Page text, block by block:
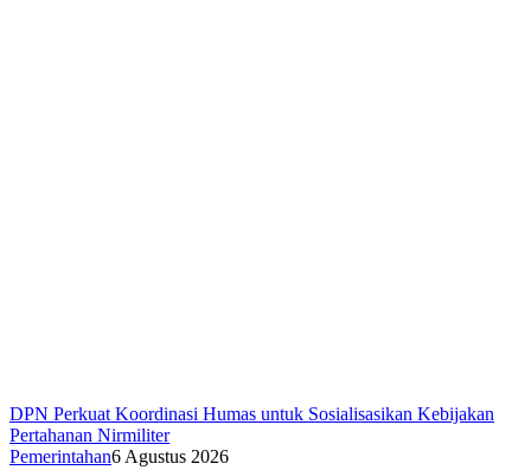
DPN Perkuat Koordinasi Humas untuk Sosialisasikan Kebijakan
Pertahanan Nirmiliter
Pemerintahan6 Agustus 2026